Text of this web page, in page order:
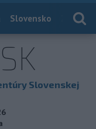
Slovensko
Slovenskej